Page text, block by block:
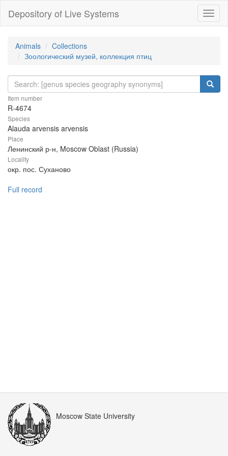
Depository of Live Systems
Animals
Collections
Зоологический музей, коллекция птиц
Item number
R-4674
Species
Alauda arvensis arvensis
Place
Ленинский р-н, Moscow Oblast (Russia)
Locality
окр. пос. Суханово
Full record
Moscow State University